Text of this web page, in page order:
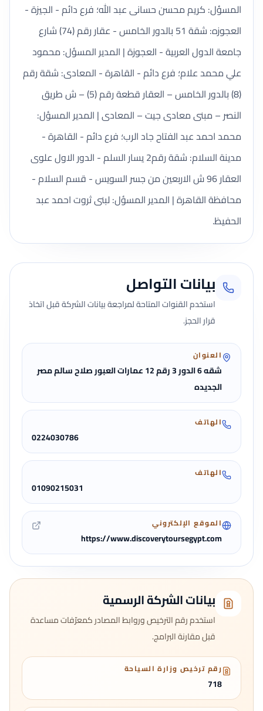
المسؤل: كريم محسن حسانى عبد الله؛ فرع دائم - الجيزة -
العجوزه: شقة 51 بالدور الخامس - عقار رقم (74) شارع
جامعة الدول العربية - العجوزة | المدير المسؤل: محمود
علي محمد علام؛ فرع دائم - القاهرة - المعادى: شقة رقم
(8) بالدور الخامس – العقار قطعة رقم (5) – ش طريق
النصر – مبنى معادى جيت – المعادى | المدير المسؤل:
محمد احمد عبد الفتاح جاد الرب؛ فرع دائم - القاهرة -
مدينة السلام: شقة رقم2 يسار السلم - الدور الاول علوى
العقار 96 ش الاربعين من جسر السويس - قسم السلام -
محافظة القاهرة | المدير المسؤل: لبنى ثروت احمد عبد
الحفيظ.
بيانات التواصل
استخدم القنوات المتاحة لمراجعة بيانات الشركة قبل اتخاذ
قرار الحجز.
العنوان
شقه 6 الدور 3 رقم 12 عمارات العبور صلاح سالم مصر
الجديده
الهاتف
0224030786
الهاتف
01090215031
الموقع الإلكتروني
https://www.discoverytoursegypt.com
بيانات الشركة الرسمية
استخدم رقم الترخيص وروابط المصادر كمعرّفات مساعدة
قبل مقارنة البرامج.
رقم ترخيص وزارة السياحة
718